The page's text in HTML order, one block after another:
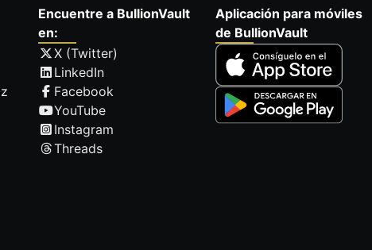
Encuentre a BullionVault
en:
X (Twitter)
LinkedIn
Facebook
YouTube
Instagram
Threads
Aplicación para móviles
de BullionVault